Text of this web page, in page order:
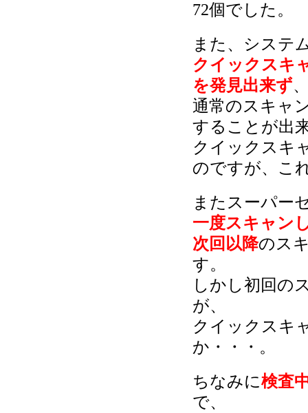
72個でした。
また、システ
クイックスキ
を発見出来ず
通常のスキャ
することが出
クイックスキ
のですが、こ
またスーパー
一度スキャン
次回以降のス
す。
しかし初回の
が、
クイックスキ
か・・・。
ちなみに検査
で、